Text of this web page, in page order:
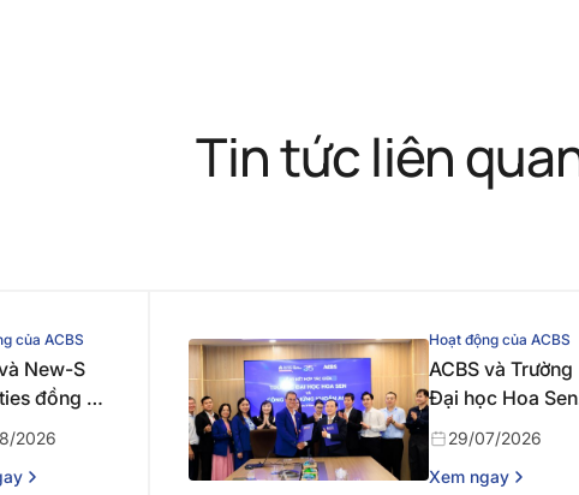
Tin tức liên
của ACBS
New-S
đồng tổ
sự
2026
Hoạt động của ACBS
ACBS và Trường
Đại học Hoa Sen
ký kết hợp tác
hành phát triển
29/07/2026
Xem ngay